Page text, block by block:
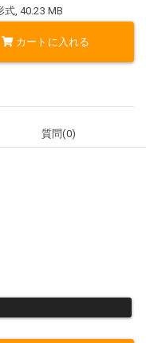
式, 40.23 MB
カートに入れる
質問(0)